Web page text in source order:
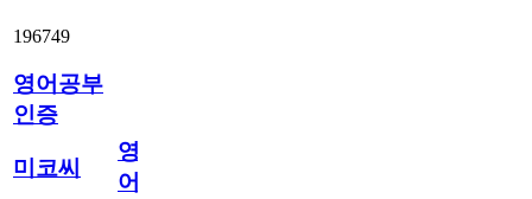
196749
영어공부
인증
미코씨
영
어